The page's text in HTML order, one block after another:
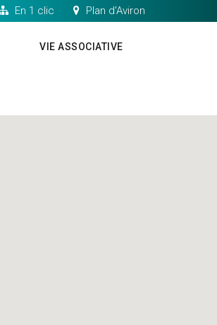
En 1 clic Plan d'Aviron
VIE ASSOCIATIVE